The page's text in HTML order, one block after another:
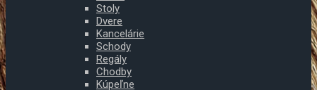
Stoly
Dvere
Kancelárie
Schody
Regály
Chodby
Kúpeľne